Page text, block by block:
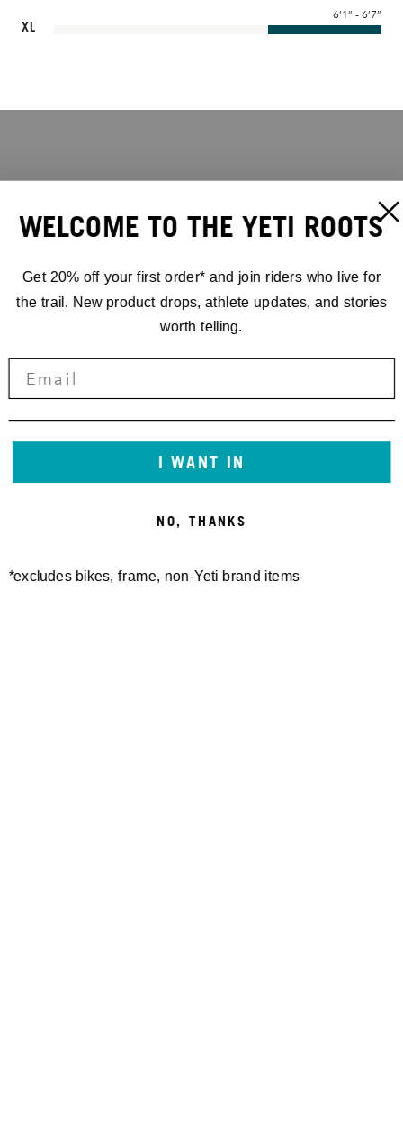
XL
6’1” - 6’7”
WELCOME TO THE YETI ROOTS
Get 20% off your first order* and join riders who live for
the trail. New product drops, athlete updates, and stories
worth telling.
I WANT IN
NO, THANKS
*excludes bikes, frame, non-Yeti brand items